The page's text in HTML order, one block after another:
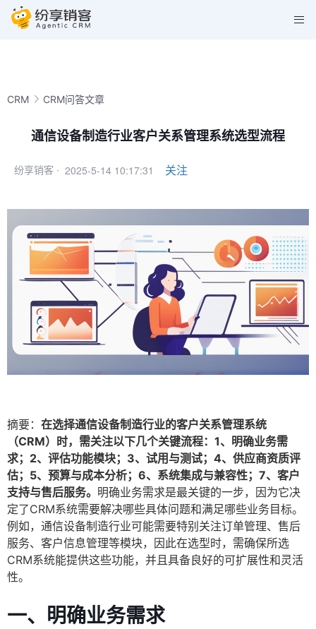
CRM CRM问答文章
通信设备制造行业客户关系管理系统选型流程
纷享销客 · 2025-5-14 10:17:31 关注
摘要： 在选择通信设备制造行业的客户关系管理系统
（CRM）时，需关注以下几个关键流程：1、明确业务需
求；2、评估功能模块；3、试用与测试；4、供应商资质评
估；5、预算与成本分析；6、系统集成与兼容性；7、客户
支持与售后服务。 明确业务需求是最关键的一步，因为它决
定了CRM系统需要解决哪些具体问题和满足哪些业务目标。
例如，通信设备制造行业可能需要特别关注订单管理、售后
服务、客户信息管理等模块，因此在选型时，需确保所选
CRM系统能提供这些功能，并且具备良好的可扩展性和灵活
性。
一、明确业务需求